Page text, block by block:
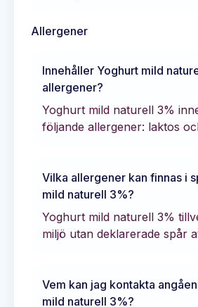
Allergener
Innehåller Yoghurt mild
allergener?
Yoghurt mild naturell 3%
följande allergener: laktos
Vilka allergener kan finnas i
mild naturell 3%?
Yoghurt mild naturell 3%
miljö utan deklarerade spår
Vem kan jag kontakta
mild naturell 3%?